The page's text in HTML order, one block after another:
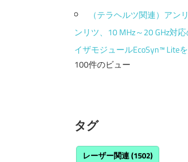
（テラヘルツ関連）アン
ンリツ、10 MHz～20 GHz対
イザモジュールEcoSyn™ Lite
100件のビュー
タグ
レーザー関連(1502)